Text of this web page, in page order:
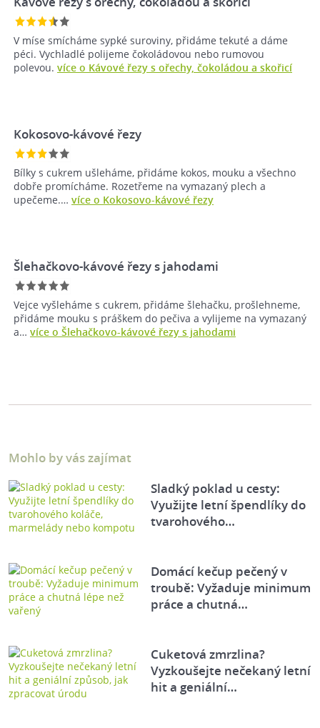
V míse smícháme sypké suroviny, přidáme tekuté a dáme
péci. Vychladlé polijeme čokoládovou nebo rumovou
polevou. více o Kávové řezy s ořechy, čokoládou a skořicí
Kokosovo-kávové řezy
Bílky s cukrem ušleháme, přidáme kokos, mouku a všechno
dobře promícháme. Rozetřeme na vymazaný plech a
upečeme.… více o Kokosovo-kávové řezy
Šlehačkovo-kávové řezy s jahodami
Vejce vyšleháme s cukrem, přidáme šlehačku, prošlehneme,
přidáme mouku s práškem do pečiva a vylijeme na vymazaný
a… více o Šlehačkovo-kávové řezy s jahodami
Mohlo by vás zajímat
Sladký poklad u cesty:
Využijte letní špendlíky do
tvarohového…
Domácí kečup pečený v
troubě: Vyžaduje minimum
práce a chutná…
Cuketová zmrzlina?
Vyzkoušejte nečekaný letní
hit a geniální…